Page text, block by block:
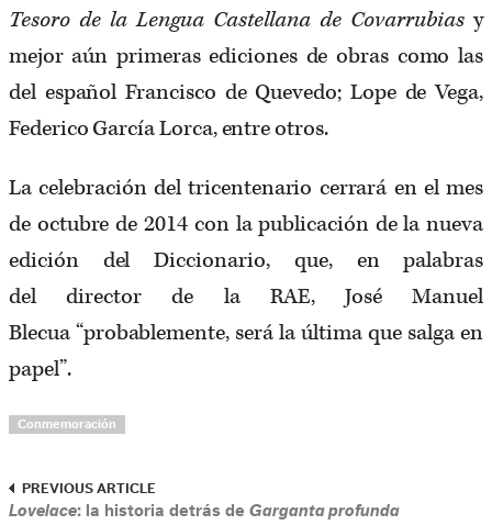
Tesoro de la Lengua Castellana de Covarrubiasy
mejor aún primeras ediciones de obras como las
del español Francisco de Quevedo; Lope de Vega,
Federico García Lorca, entre otros.
La celebración del tricentenario cerrará en el mes
de octubre de 2014 con la publicación de la nueva
edición del Diccionario, que, en palabras
del director de la RAE, José Manuel
Blecua “probablemente, será la última que salga en
papel”.
Conmemoración
PREVIOUS ARTICLE
Lovelace: la historia detrás de Garganta profunda